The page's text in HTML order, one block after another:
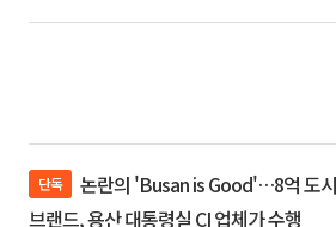
단독
브랜드, 용산 대통령실 CI 업체가 수행